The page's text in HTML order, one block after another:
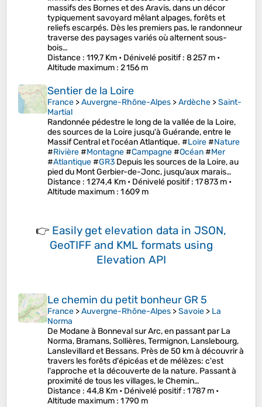
massifs des Bornes et des Aravis, dans un décor
typiquement savoyard mêlant alpages, forêts et
reliefs escarpés. Dès les premiers pas, le randonneur
traverse des paysages variés où alternent sous-
bois…
Distance : 119,7 Km • Dénivelé positif: 8 257 m •
Altitude maximum : 2 156 m
Sentier de la Loire
France >Auvergne-Rhône-Alpes >Ardèche >Saint-
Martial
Randonnée pédestre le long de la vallée de la Loire,
des sources de la Loire jusqu'à Guérande, entre le
Massif Central et l'océan Atlantique. #Loire#Nature
#Rivière#Montagne#Campagne#Océan#Mer
#Atlantique#GR3 Depuis les sources de la Loire, au
pied du Mont Gerbier-de-Jonc, jusqu’aux marais…
Distance : 1 274,4 Km • Dénivelé positif: 17 873 m •
Altitude maximum : 1 609 m
👉 Easily get elevation data in JSON,
GeoTIFF and KML formats using
Elevation API
Le chemin du petit bonheur GR 5
France >Auvergne-Rhône-Alpes >Savoie > La
Norma
De Modane à Bonneval sur Arc, en passant par La
Norma, Bramans, Sollières, Termignon, Lanslebourg,
Lanslevillard et Bessans. Près de 50 km à découvrir à
travers les forêts d'épicéas et de mélèzes: c'est
l'approche et la découverte de la nature. Passant à
proximité de tous les villages, le Chemin…
Distance : 44,8 Km • Dénivelé positif: 1 787 m •
Altitude maximum : 1 790 m